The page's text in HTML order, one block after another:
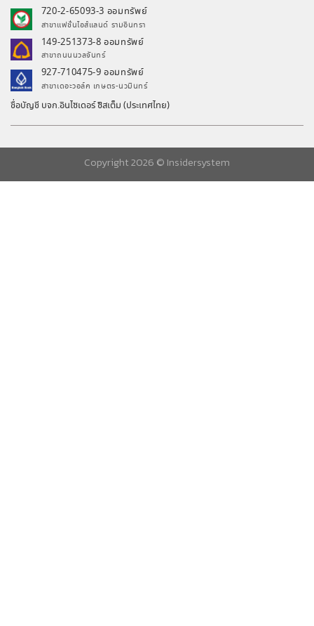
720-2-65093-3 ออมทรัพย์
สาขาแฟชั่นไอส์แลนด์ รามอินทรา
149-251373-8 ออมทรัพย์
สาขาถนนนวลจันทร์
927-710475-9 ออมทรัพย์
สาขาเดอะวอล์ค เกษตร-นวมินทร์
ชื่อบัญชี บจก.อินไซเดอร์ ซิสเต็ม (ประเทศไทย)
Copyright 2026 © Insidersystem